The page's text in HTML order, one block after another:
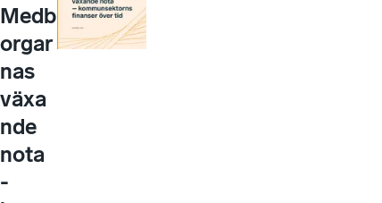
Medb
orgar
nas
växa
nde
nota
-